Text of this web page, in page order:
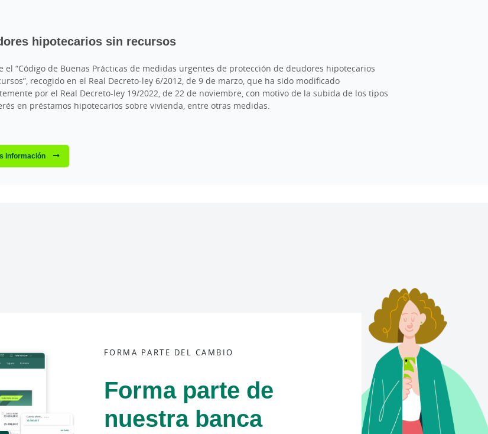
hipotecarios sin recursos
el “Código de Buenas Prácticas de medidas urgentes de protección de deudores hipotecarios
recogido en el Real Decreto-ley 6/2012, de 9 de marzo, que ha sido modificado
por el Real Decreto-ley 19/2022, de 22 de noviembre, con motivo de la subida de los tipos
en préstamos hipotecarios sobre vivienda, entre otras medidas.
información
FORMA PARTE DEL CAMBIO
Forma parte de
nuestra banca